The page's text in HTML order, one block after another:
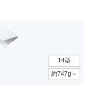
14型
約747g～